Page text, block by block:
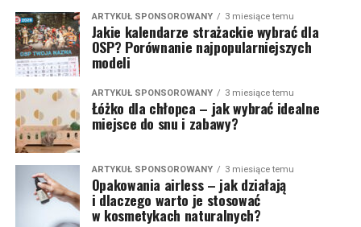
ARTYKUŁ SPONSOROWANY 3 miesiące temu
Jakie kalendarze strażackie wybrać dla
OSP? Porównanie najpopularniejszych
modeli
ARTYKUŁ SPONSOROWANY 3 miesiące temu
Łóżko dla chłopca – jak wybrać idealne
miejsce do snu i zabawy?
ARTYKUŁ SPONSOROWANY 3 miesiące temu
Opakowania airless – jak działają
i dlaczego warto je stosować
w kosmetykach naturalnych?